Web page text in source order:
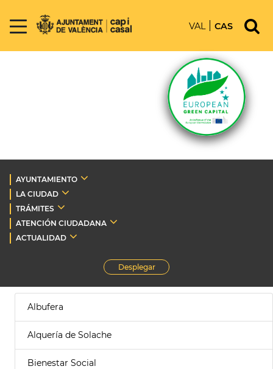
VAL CAS
AYUNTAMIENTO
LA CIUDAD
TRÁMITES
ATENCIÓN CIUDADANA
ACTUALIDAD
Desplegar
Albufera
Alquería de Solache
Bienestar Social